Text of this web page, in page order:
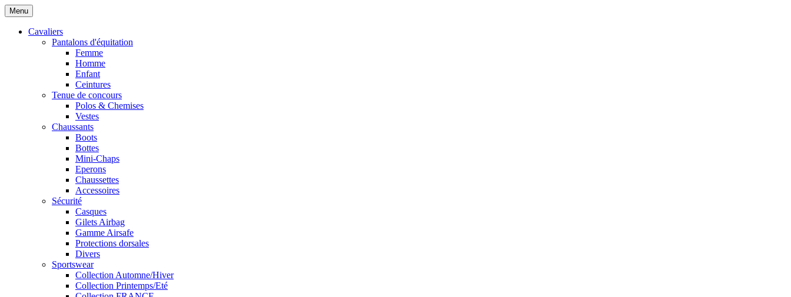
Menu
Cavaliers
Pantalons d'équitation
Femme
Homme
Enfant
Ceintures
Tenue de concours
Polos & Chemises
Vestes
Chaussants
Boots
Bottes
Mini-Chaps
Eperons
Chaussettes
Accessoires
Sécurité
Casques
Gilets Airbag
Gamme Airsafe
Protections dorsales
Divers
Sportswear
Collection Automne/Hiver
Collection Printemps/Eté